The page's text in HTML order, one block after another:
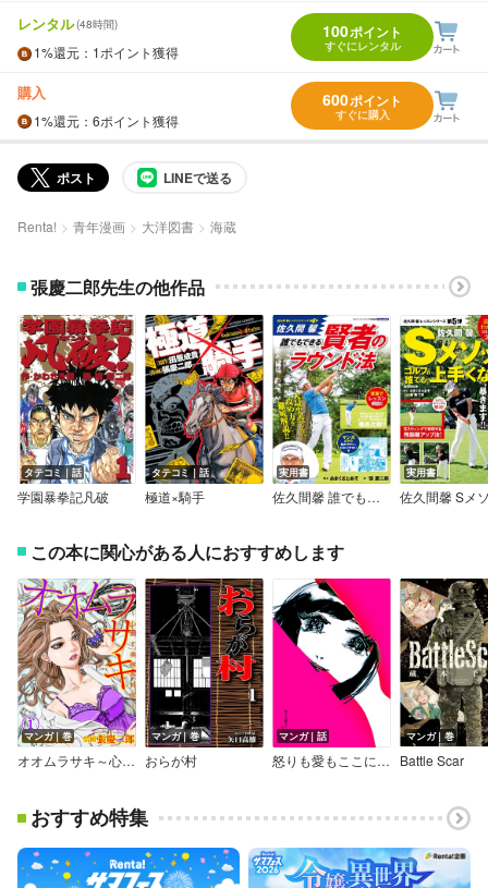
レンタル(48時間)
1%還元 ：1ポイント獲得
100ポイント
すぐにレンタル
購入
1%還元 ：6ポイント獲得
600ポイント
すぐに購入
ポスト LINEで送る
Renta! 青年漫画 大洋図書 海蔵
張慶二郎先生の他作品
タテコミ｜話
学園暴拳記凡破
タテコミ｜話
極道×騎手
実用書
佐久間馨 誰でもできる賢者のラウンド法
実用書
この本に関心がある人におすすめします
マンガ｜巻
オオムラサキ～心潤す美容外科医～
マンガ｜巻
おらが村
マンガ｜話
怒りも愛もここにある
マンガ｜巻
Battle Scar
おすすめ特集